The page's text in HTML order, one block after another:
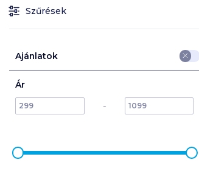
Szűrések
Ajánlatok
Ár
min max
- max